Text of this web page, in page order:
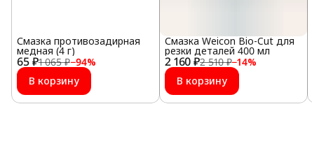
65 ₽1 065 ₽−94%
Смазка противозадирная
медная (4 г)
В корзину
2 160 ₽2 510 ₽−14%
Смазка Weicon Bio-Cut для
резки деталей 400 мл
В корзину